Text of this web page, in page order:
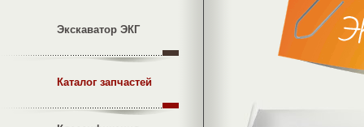
Экскаватор ЭКГ
Каталог запчастей